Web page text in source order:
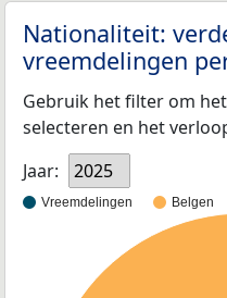
Nationaliteit:
vreemdelingen
Gebruik het filter om
selecteren en het
Jaar:
2025
Vreemdelingen Belgen